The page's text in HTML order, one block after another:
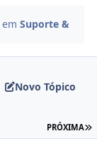
emSuporte &
Novo Tópico
PRÓXIMA